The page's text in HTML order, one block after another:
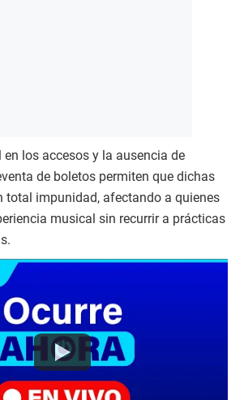
los accesos y la ausencia de
de boletos permiten que dichas
total impunidad, afectando a quienes
musical sin recurrir a prácticas